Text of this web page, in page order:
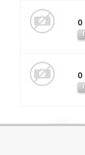
0
0